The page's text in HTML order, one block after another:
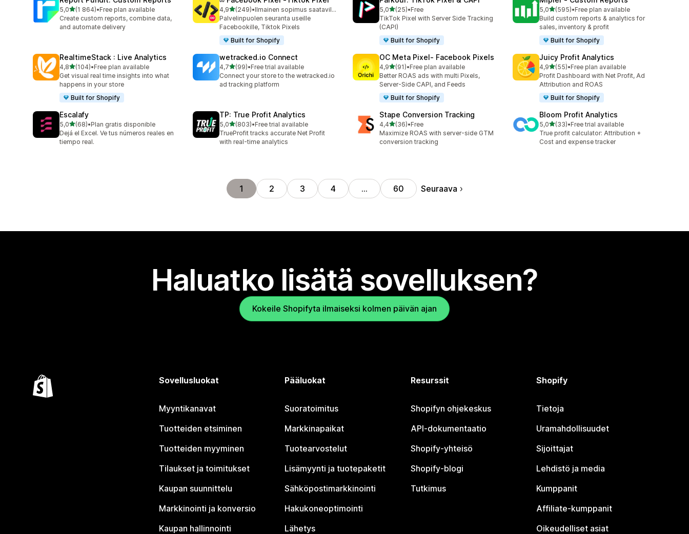
5,0/ 5 tähteä
(1 864)
1864 arvostelua yhteensä
•Free plan available
Create custom reports, combine data,
and automate delivery
4,9/ 5 tähteä
(249)
249 arvostelua yhteensä
•
Ilmainen sopimus saatavilla
Palvelinpuolen seuranta useille
Facebookille, Tiktok Pixels
Built for Shopify
5,0/ 5 tähteä
(25)
25 arvostelua yhteensä
•Free
TikTok Pixel with Server Side Tracking
(CAPI)
Built for Shopify
5,0/ 5 tähteä
(595)
595 arvostelua yhteensä
•Free plan available
Build custom reports & analytics for
sales, inventory & profit
Built for Shopify
RealtimeStack : Live Analytics
4,8/ 5 tähteä
(104)
104 arvostelua yhteensä
•Free plan available
Get visual real time insights into what
happens in your store
Built for Shopify
wetracked.io Connect
4,7/ 5 tähteä
(99)
99 arvostelua yhteensä
•Free trial available
Connect your store to the wetracked.io
ad tracking platform
OC Meta Pixel‑ Facebook Pixels
4,9/ 5 tähteä
(91)
91 arvostelua yhteensä
•Free plan available
Better ROAS ads with multi Pixels,
Server-Side CAPI, and Feeds
Built for Shopify
Juicy Profit Analytics
4,9/ 5 tähteä
(55)
55 arvostelua yhteensä
•Free plan available
Profit Dashboard with Net Profit, Ad
Attribution and ROAS
Built for Shopify
Escalafy
5,0/ 5 tähteä
(68)
68 arvostelua yhteensä
•Plan gratis disponible
Dejá el Excel. Ve tus números reales en
tiempo real.
TP: True Profit Analytics
5,0/ 5 tähteä
(803)
803 arvostelua yhteensä
•Free trial available
TrueProfit tracks accurate Net Profit
with real-time analytics
Stape Conversion Tracking
4,4/ 5 tähteä
(36)
36 arvostelua yhteensä
•Free
Maximize ROAS with server-side GTM
conversion tracking
Bloom Profit Analytics
5,0/ 5 tähteä
(33)
33 arvostelua yhteensä
•Free trial available
True profit calculator: Attribution +
Cost and expense tracker
1 2 3 4 … 60 Seuraava
Haluatko lisätä sovelluksen?
Kokeile Shopifyta ilmaiseksi kolmen päivän ajan
Sovellusluokat
Myyntikanavat
Tuotteiden etsiminen
Tuotteiden myyminen
Tilaukset ja toimitukset
Kaupan suunnittelu
Markkinointi ja konversio
Kaupan hallinnointi
Pääluokat
Suoratoimitus
Markkinapaikat
Tuotearvostelut
Lisämyynti ja tuotepaketit
Sähköpostimarkkinointi
Hakukoneoptimointi
Lähetys
Resurssit
Shopifyn ohjekeskus
API-dokumentaatio
Shopify-yhteisö
Shopify-blogi
Tutkimus
Shopify
Tietoja
Uramahdollisuudet
Sijoittajat
Lehdistö ja media
Kumppanit
Affiliate-kumppanit
Oikeudelliset asiat